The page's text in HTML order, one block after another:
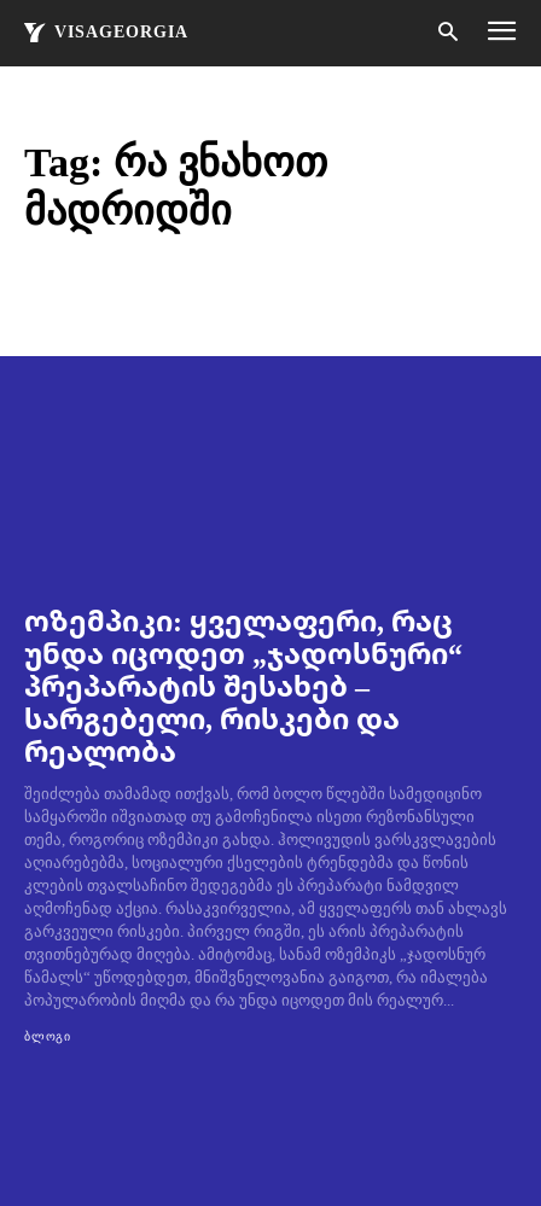
VISAGEORGIA
Tag: რა ვნახოთ
მადრიდში
ოზემპიკი: ყველაფერი, რაც
უნდა იცოდეთ „ჯადოსნური“
პრეპარატის შესახებ –
სარგებელი, რისკები და
რეალობა
შეიძლება თამამად ითქვას, რომ ბოლო წლებში სამედიცინო
სამყაროში იშვიათად თუ გამოჩენილა ისეთი რეზონანსული
თემა, როგორიც ოზემპიკი გახდა. ჰოლივუდის ვარსკვლავების
აღიარებებმა, სოციალური ქსელების ტრენდებმა და წონის
კლების თვალსაჩინო შედეგებმა ეს პრეპარატი ნამდვილ
აღმოჩენად აქცია. რასაკვირველია, ამ ყველაფერს თან ახლავს
გარკვეული რისკები. პირველ რიგში, ეს არის პრეპარატის
თვითნებურად მიღება. ამიტომაც, სანამ ოზემპიკს „ჯადოსნურ
წამალს“ უწოდებდეთ, მნიშვნელოვანია გაიგოთ, რა იმალება
პოპულარობის მიღმა და რა უნდა იცოდეთ მის რეალურ...
ᲑᲚᲝᲒᲘ